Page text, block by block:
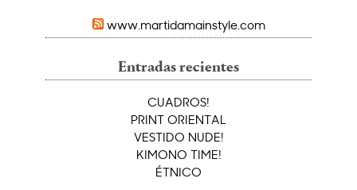
www.martidamainstyle.com
Entradas recientes
CUADROS!
PRINT ORIENTAL
VESTIDO NUDE!
KIMONO TIME!
ÉTNICO